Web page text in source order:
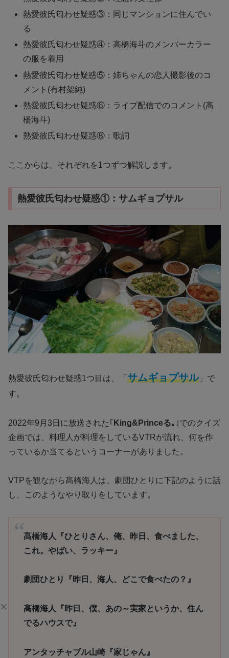
熱愛彼氏匂わせ疑惑③：同じマンションに住んでい
る
熱愛彼氏匂わせ疑惑④：高橋海斗のメンバーカラー
の服を着用
熱愛彼氏匂わせ疑惑⑤：姉ちゃんの恋人撮影後のコ
メント(有村架純)
熱愛彼氏匂わせ疑惑⑥：ライブ配信でのコメント(高
橋海斗)
熱愛彼氏匂わせ疑惑⑧：歌詞
ここからは、それぞれを1つずつ解説します。
熱愛彼氏匂わせ疑惑①：サムギョプサル
熱愛彼氏匂わせ疑惑1つ目は、「 サムギョプサル」で
す。
2022年9月3日に放送された｢ King&Princeる｡ ｣でのクイズ
企画では、料理人が料理をしているVTRが流れ、何を作
っているか当てるというコーナーがありました。
VTPを観ながら髙橋海人は、劇団ひとりに下記のように話
し、このようなやり取りをしています。
髙橋海人『ひとりさん、俺、昨日、食べました、
これ。やばい、ラッキー』
劇団ひとり『昨日、海人、どこで食べたの？』
髙橋海人『昨日、僕、あの～実家というか、住ん
でるハウスで』
アンタッチャブル山崎『家じゃん』